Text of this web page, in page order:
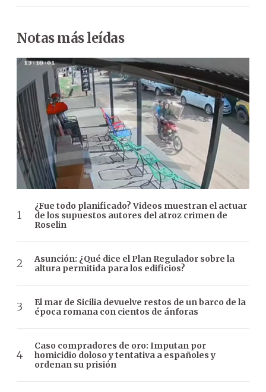
Notas más leídas
¿Fue todo planificado? Videos muestran el actuar
de los supuestos autores del atroz crimen de
Roselin
Asunción: ¿Qué dice el Plan Regulador sobre la
altura permitida para los edificios?
El mar de Sicilia devuelve restos de un barco de la
época romana con cientos de ánforas
Caso compradores de oro: Imputan por
homicidio doloso y tentativa a españoles y
ordenan su prisión